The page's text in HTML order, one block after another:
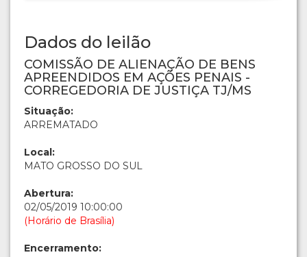
Dados do leilão
COMISSÃO DE ALIENAÇÃO DE BENS
APREENDIDOS EM AÇÕES PENAIS -
CORREGEDORIA DE JUSTIÇA TJ/MS
Situação:
ARREMATADO
Local:
MATO GROSSO DO SUL
Abertura:
02/05/2019 10:00:00
(Horário de Brasília)
Encerramento: